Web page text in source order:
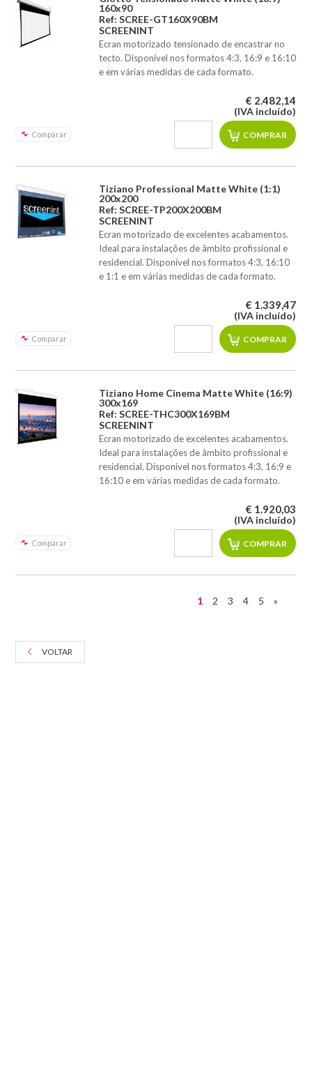
160x90
Ref: SCREE-GT160X90BM
SCREENINT
Ecran motorizado tensionado de encastrar no
tecto. Disponível nos formatos 4:3, 16:9 e 16:10
e em várias medidas de cada formato.
Comparar
€ 2.482,14
(IVA incluído)
Tiziano Professional Matte White (1:1)
200x200
Ref: SCREE-TP200X200BM
SCREENINT
Ecran motorizado de excelentes acabamentos.
Ideal para instalações de âmbito profissional e
residencial. Disponível nos formatos 4:3, 16:10
e 1:1 e em várias medidas de cada formato.
Comparar
€ 1.339,47
(IVA incluído)
Tiziano Home Cinema Matte White (16:9)
300x169
Ref: SCREE-THC300X169BM
SCREENINT
Ecran motorizado de excelentes acabamentos.
Ideal para instalações de âmbito profissional e
residencial. Disponível nos formatos 4:3, 16:9 e
16:10 e em várias medidas de cada formato.
Comparar
€ 1.920,03
(IVA incluído)
1 2 3 4 5 »
VOLTAR